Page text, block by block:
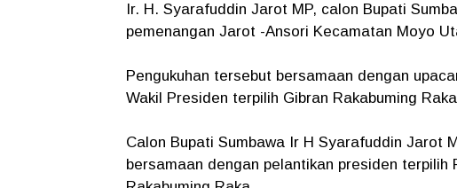
Ir. H. Syarafuddin Jarot MP, calon Bupati
pemenangan Jarot -Ansori Kecamatan Moyo
Pengukuhan tersebut bersamaan dengan
Wakil Presiden terpilih Gibran Rakabuming
Calon Bupati Sumbawa Ir H Syarafuddin Jarot
bersamaan dengan pelantikan presiden terpilih